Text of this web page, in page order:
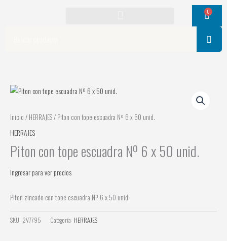
0
Cart
Inicio / HERRAJES/ Piton con tope escuadra Nº 6 x 50 unid.
HERRAJES
Piton con tope escuadra Nº 6 x 50 unid.
Ingresar para ver precios
Piton zincado con tope escuadra Nº 6 x 50 unid.
SKU: 2V7795 Categoría: HERRAJES